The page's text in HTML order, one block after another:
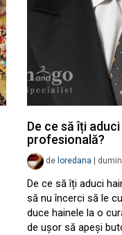
De ce să îți
profesională?
de loredana
De ce să îți aduci
să nu încerci să le
duce hainele la o
de ușor să apeși